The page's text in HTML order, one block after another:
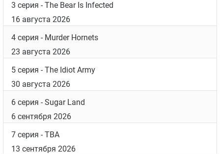
3 серия - The Bear Is Infected
16 августа 2026
4 серия - Murder Hornets
23 августа 2026
5 серия - The Idiot Army
30 августа 2026
6 серия - Sugar Land
6 сентября 2026
7 серия - TBA
13 сентября 2026